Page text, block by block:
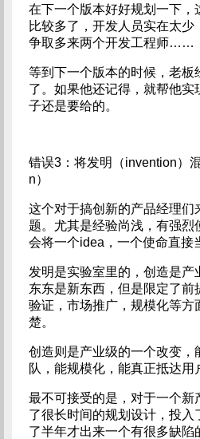
在下一个版本好好规划一下，
比较多了，开发人员实在太
争取多来两个开发工程师……
等到下一个版本的时候，老板
了。如果他还记得，就帮他实
子还是要给的。
错误3：将发明（invention）
n）
这个对于搞创新的产品经理们
题。尤其是经验尚浅，有强烈
会将一个idea，一个使命直接
发明是实验室里的，创造是产
东东是新东西，但是限定了前
验证，市场推广，规模化等方
楚。
创造则是产业级的一个改变，
队，能规模化，能真正抵达用
最不可接受的是，对于一个新
了很长时间的规划设计，投入
了半年才出来一个有很多缺陷